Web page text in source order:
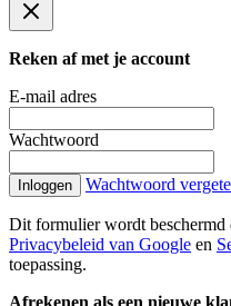
Reken af met je account
E-mail adres
Wachtwoord
Inloggen Wachtwoord
Dit formulier wordt
Privacybeleid van Google en
toepassing.
Afrekenen als een nieuwe